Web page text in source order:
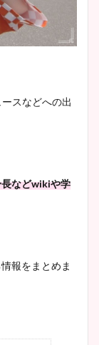
スなどへの出
などwikiや学
報をまとめま